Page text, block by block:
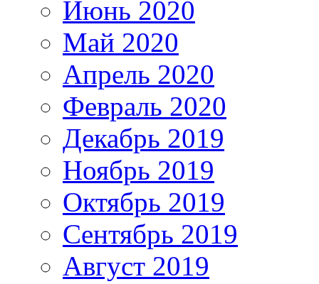
Июнь 2020
Май 2020
Апрель 2020
Февраль 2020
Декабрь 2019
Ноябрь 2019
Октябрь 2019
Сентябрь 2019
Август 2019